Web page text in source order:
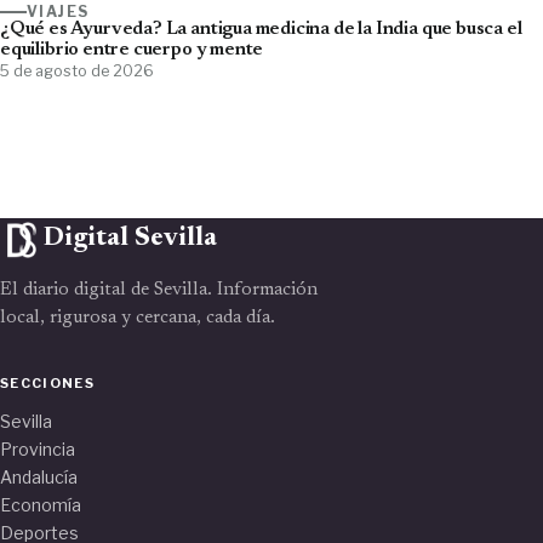
VIAJES
¿Qué es Ayurveda? La antigua medicina de la India que busca el
equilibrio entre cuerpo y mente
5 de agosto de 2026
Digital Sevilla
El diario digital de Sevilla. Información
local, rigurosa y cercana, cada día.
SECCIONES
Sevilla
Provincia
Andalucía
Economía
Deportes